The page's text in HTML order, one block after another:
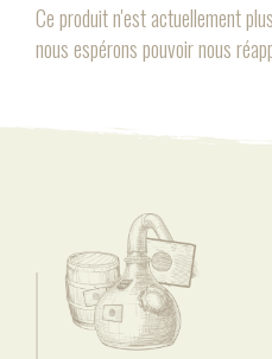
Ce produit n'est actuellement
nous espérons pouvoir nous